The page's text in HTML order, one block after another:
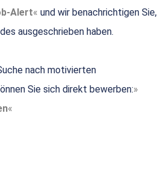
Alert
und wir benachrichtigen Sie,
ausgeschrieben haben.
nach motivierten
Sie sich direkt bewerben: